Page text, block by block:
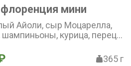
мини
Айоли, сыр Моцарелла,
шампиньоны, курица, перец
365 г